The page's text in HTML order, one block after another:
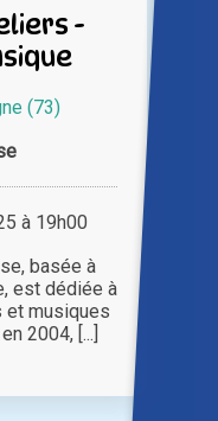
-
(73)
à 19h00
basée à
est dédiée à
et musiques
2004, [...]